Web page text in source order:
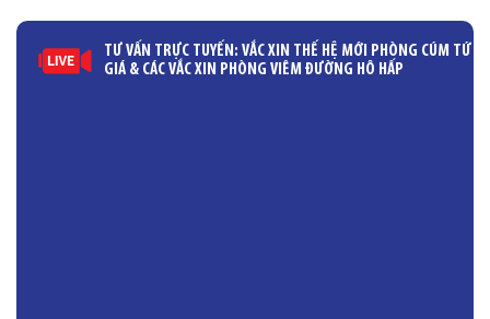
TƯ VẤN TRỰC TUYẾN: VẮC XIN THẾ HỆ MỚI PHÒNG CÚM TỨ
GIÁ & CÁC VẮC XIN PHÒNG VIÊM ĐƯỜNG HÔ HẤP